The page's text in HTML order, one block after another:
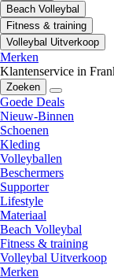
Beach Volleybal
Fitness & training
Volleybal Uitverkoop
Merken
Klantenservice in
Zoeken
Goede Deals
Nieuw-Binnen
Schoenen
Kleding
Volleyballen
Beschermers
Supporter
Lifestyle
Materiaal
Beach Volleybal
Fitness & training
Volleybal Uitverkoop
Merken